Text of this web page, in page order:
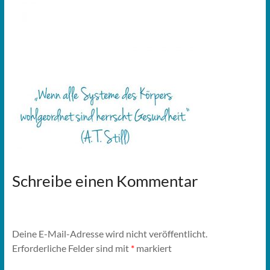
Schreibe einen Kommentar
Deine E-Mail-Adresse wird nicht veröffentlicht.
Erforderliche Felder sind mit *markiert